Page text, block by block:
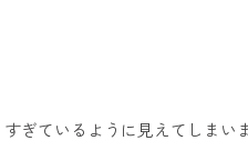
ぎているように見えてしまい